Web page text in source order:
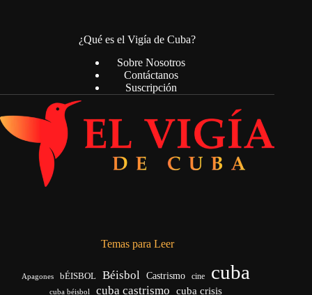
¿Qué es el Vigía de Cuba?
Sobre Nosotros
Contáctanos
Suscripción
Temas para Leer
Apagones bÉISBOL Béisbol Castrismo cine cuba
cuba béisbol cuba castrismo cuba crisis